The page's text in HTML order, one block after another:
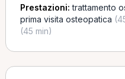
Prestazioni:trattamento
prima visita osteopatica
(45 min)